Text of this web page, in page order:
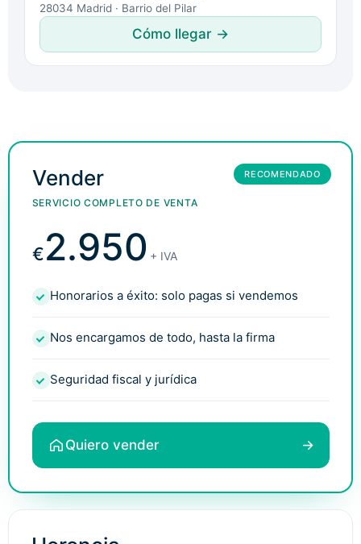
28034 Madrid · Barrio del Pilar
Cómo llegar →
RECOMENDADO
Vender
SERVICIO COMPLETO DE VENTA
€2.950 + IVA
Honorarios a éxito: solo pagas si vendemos
Nos encargamos de todo, hasta la firma
Seguridad fiscal y jurídica
Quiero vender →